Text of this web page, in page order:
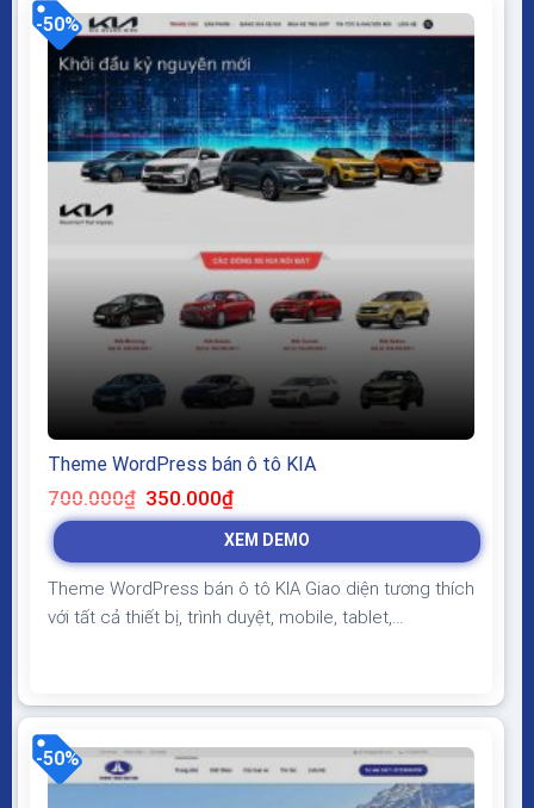
-50%
Theme WordPress bán ô tô KIA
700.000₫ Giá
gốc
là:
350.000₫Giá
tại
là:
XEM DEMO
Theme WordPress bán ô tô KIA Giao diện tương thích
với tất cả thiết bị, trình duyệt, mobile, tablet,
load nhanh nhẹ tối ưu với các công cụ tìm kiếm
Theme sạch hoàn toàn 100% không virus,...
-50%